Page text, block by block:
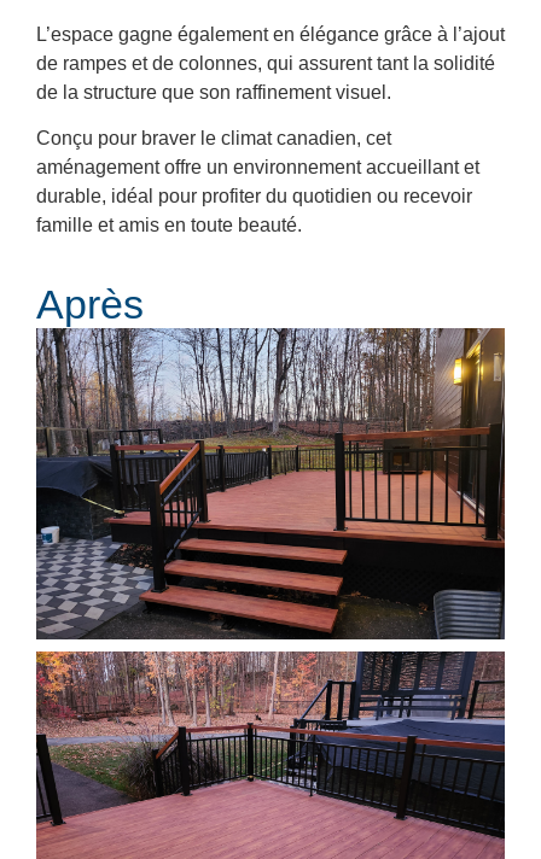
L’espace gagne également en élégance grâce à l’ajout
de rampes et de colonnes, qui assurent tant la solidité
de la structure que son raffinement visuel.
Conçu pour braver le climat canadien, cet
aménagement offre un environnement accueillant et
durable, idéal pour profiter du quotidien ou recevoir
famille et amis en toute beauté.
Après